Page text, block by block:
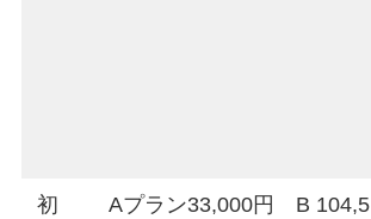
初
Aプラン33,000円 B 104,5